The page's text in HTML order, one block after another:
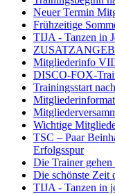
Neuer Termin
Frühzeitige
TIJA - Tanzen in
Mitgliederinfo
DISCO-FOX-
Trainingsstart
Wichtige
TSC – Paar
Erfolgsspur
Die Trainer
Die schönste Zeit
TIJA - Tanzen in